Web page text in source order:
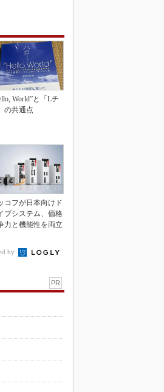
World”と「Lチ
の共通点
コフが日本向けド
ブシステム、価格
力と機能性を両立
by
PR